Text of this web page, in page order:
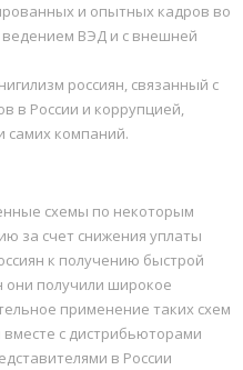
и опытных кадров во
ведением ВЭД и с внешней
россиян, связанный с
в России и коррупцией,
самих компаний.
схемы по некоторым
за счет снижения уплаты
к получению быстрой
получили широкое
применение таких схем
с дистрибьюторами
в России